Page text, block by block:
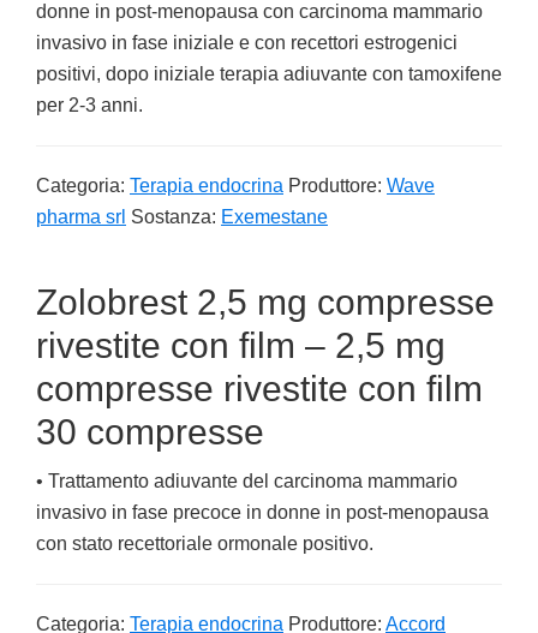
donne in post-menopausa con carcinoma mammario
invasivo in fase iniziale e con recettori estrogenici
positivi, dopo iniziale terapia adiuvante con tamoxifene
per 2-3 anni.
Categoria: Terapia endocrina Produttore: Wave
pharma srl Sostanza: Exemestane
Zolobrest 2,5 mg compresse
rivestite con film – 2,5 mg
compresse rivestite con film
30 compresse
• Trattamento adiuvante del carcinoma mammario
invasivo in fase precoce in donne in post-menopausa
con stato recettoriale ormonale positivo.
Categoria: Terapia endocrina Produttore: Accord